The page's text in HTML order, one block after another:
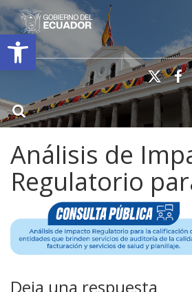
Open toolbar
Análisis de
Regulatorio
Deja una respuesta